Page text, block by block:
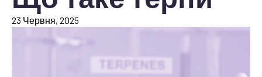
23 Червня, 2025